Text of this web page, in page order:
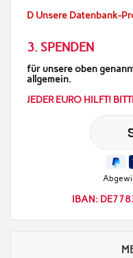
D Unsere Datenbank-
3. SPENDEN
für unsere oben
allgemein.
JEDER EURO HILFT!
IBAN: